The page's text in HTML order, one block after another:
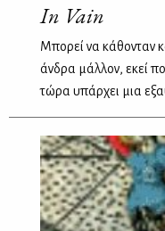
In Vain
Μπορεί να κάθονταν
άνδρα μάλλον, εκεί
τώρα υπάρχει μια